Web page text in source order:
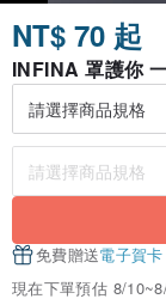
NT$ 70 起
INFINA 罩護你
免費贈送電子賀卡
現在下單預估 8/